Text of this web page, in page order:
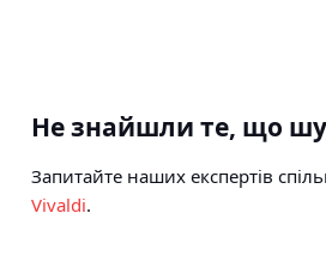
Не знайшли те, що
Запитайте наших експертів
Vivaldi.